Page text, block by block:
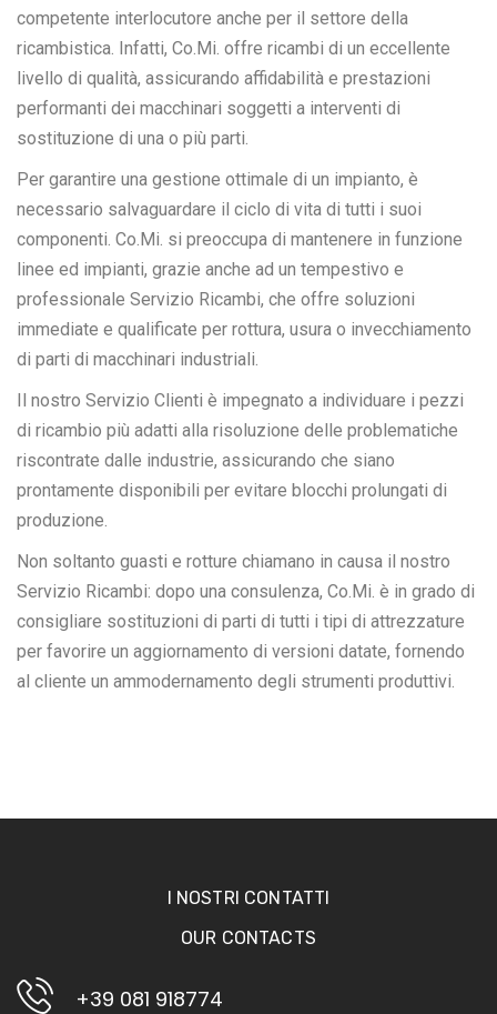
competente interlocutore anche per il settore della
ricambistica. Infatti, Co.Mi. offre ricambi di un eccellente
livello di qualità, assicurando affidabilità e prestazioni
performanti dei macchinari soggetti a interventi di
sostituzione di una o più parti.
Per garantire una gestione ottimale di un impianto, è
necessario salvaguardare il ciclo di vita di tutti i suoi
componenti. Co.Mi. si preoccupa di mantenere in funzione
linee ed impianti, grazie anche ad un tempestivo e
professionale Servizio Ricambi, che offre soluzioni
immediate e qualificate per rottura, usura o invecchiamento
di parti di macchinari industriali.
Il nostro Servizio Clienti è impegnato a individuare i pezzi
di ricambio più adatti alla risoluzione delle problematiche
riscontrate dalle industrie, assicurando che siano
prontamente disponibili per evitare blocchi prolungati di
produzione.
Non soltanto guasti e rotture chiamano in causa il nostro
Servizio Ricambi: dopo una consulenza, Co.Mi. è in grado di
consigliare sostituzioni di parti di tutti i tipi di attrezzature
per favorire un aggiornamento di versioni datate, fornendo
al cliente un ammodernamento degli strumenti produttivi.
I NOSTRI CONTATTI
OUR CONTACTS
+39 081 918774